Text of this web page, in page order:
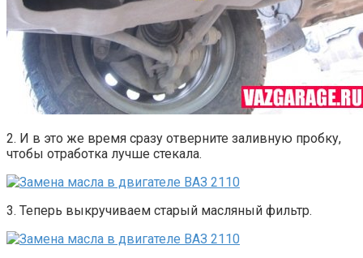
2. И в это же время сразу отверните заливную пробку,
чтобы отработка лучше стекала.
3. Теперь выкручиваем старый масляный фильтр.